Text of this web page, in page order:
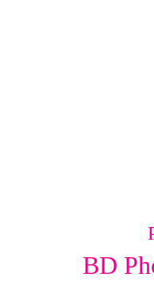
BD